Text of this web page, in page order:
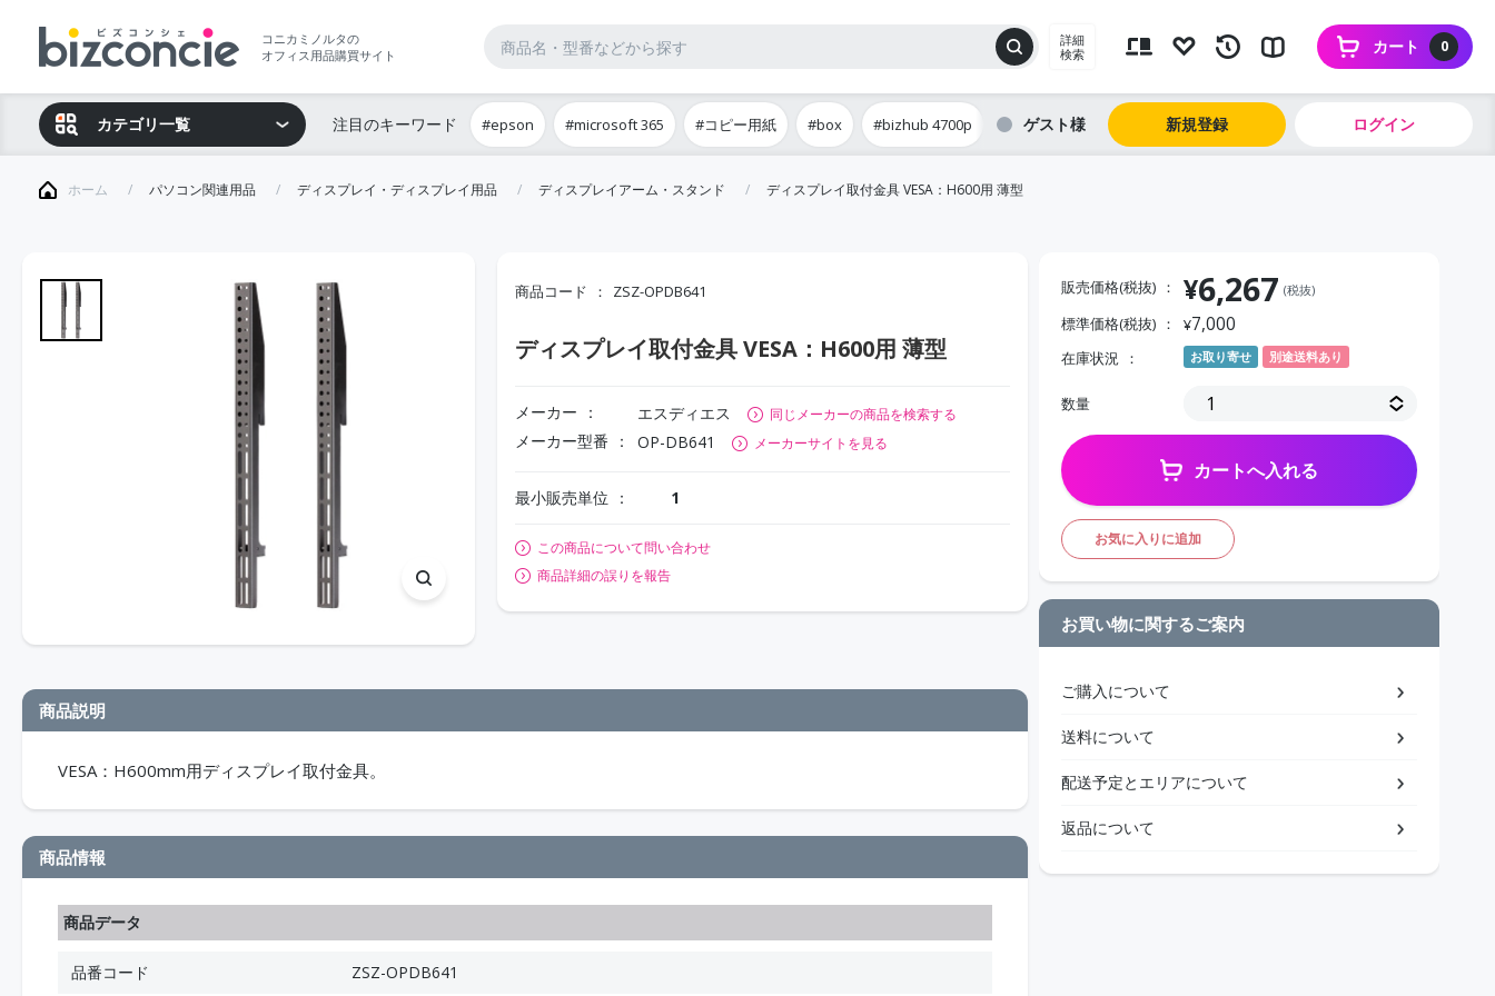
コニカミノルタの
オフィス用品購買サイト
詳細
検索
0
カート
カテゴリ一覧 注目のキーワード #epson #microsoft 365 #コピー用紙 #box #bizhub 4700p ゲスト 新規登録 ログイン
ホーム パソコン関連用品 ディスプレイ・ディスプレイ用品 ディスプレイアーム・スタンド ディスプレイ取付金具 VESA：H600用 薄型
商品コード ZSZ-OPDB641
ディスプレイ取付金具 VESA：H600用 薄型
メーカー エスディエス 同じメーカーの商品を検索する
メーカー型番 OP-DB641 メーカーサイトを見る
最小販売単位 1
この商品について問い合わせ
商品詳細の誤りを報告
商品説明
VESA：H600mm用ディスプレイ取付金具。
商品情報
商品データ
品番コード
ZSZ-OPDB641
販売価格(税抜) ¥6,267 (税抜)
標準価格(税抜) ¥7,000
在庫状況 お取り寄せ 別途送料あり
数量
カートへ入れる
お気に入りに追加
お買い物に関するご案内
ご購入について
送料について
配送予定とエリアについて
返品について